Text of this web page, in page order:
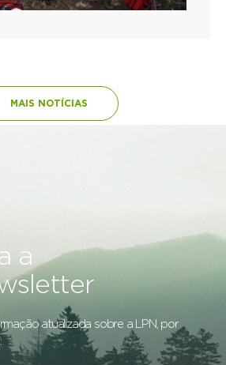
MAIS NOTÍCIAS
a
atualizada sobre a LPN, por